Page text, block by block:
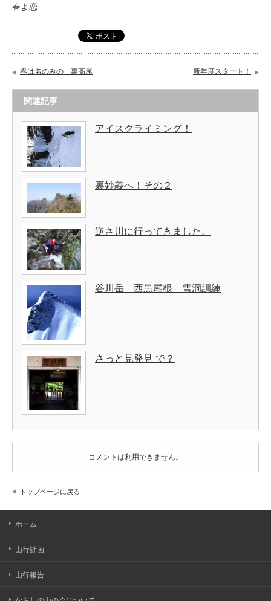
春よ恋
春は名のみの 裏高尾 新年度スタート！
関連記事
アイスクライミング！
裏妙義へ！その２
逆さ川に行ってきました。
谷川岳 西黒尾根 雪洞訓練
さっと見発見 で？
コメントは利用できません。
トップページに戻る
ホーム
山行計画
山行報告